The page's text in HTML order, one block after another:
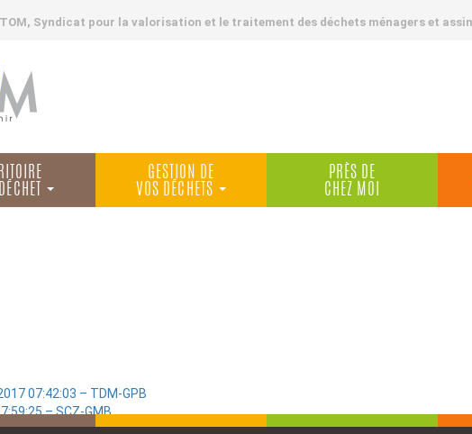
Syndicat pour la valorisation et le traitement des déchets ménagers et
GESTION DE
VOS DÉCHETS
PRÈS DE
CHEZ MOI
07:42:03 – TDM-GPB
– SCZ-GMB